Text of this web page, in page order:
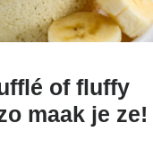
of fluffy
maak je ze!